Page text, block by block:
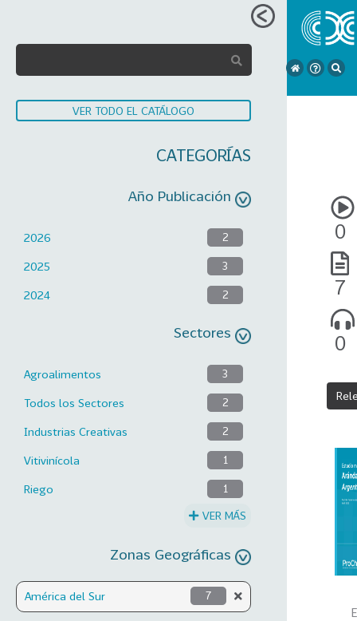
VER TODO EL CATÁLOGO
CATEGORÍAS
Año Publicación
2026 2
2025 3
2024 2
Sectores
Agroalimentos 3
Todos los Sectores 2
Industrias Creativas 2
Vitivinícola 1
Riego 1
VER MÁS
Zonas Geográficas
América del Sur 7
0
7
0